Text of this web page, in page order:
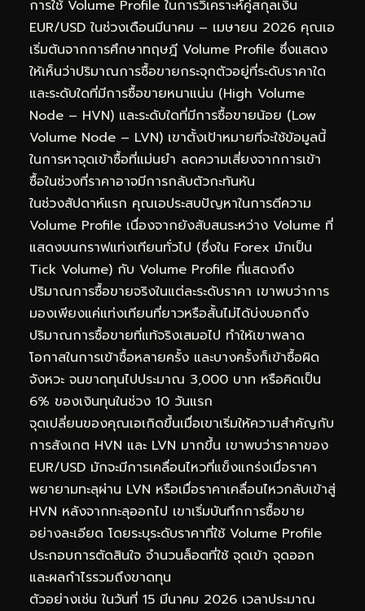
การใช้ Volume Profile ในการวิเคราะห์คู่สกุลเงิน
EUR/USD ในช่วงเดือนมีนาคม – เมษายน 2026 คุณเอ
เริ่มต้นจากการศึกษาทฤษฎี Volume Profile ซึ่งแสดง
ให้เห็นว่าปริมาณการซื้อขายกระจุกตัวอยู่ที่ระดับราคาใด
และระดับใดที่มีการซื้อขายหนาแน่น (High Volume
Node – HVN) และระดับใดที่มีการซื้อขายน้อย (Low
Volume Node – LVN) เขาตั้งเป้าหมายที่จะใช้ข้อมูลนี้
ในการหาจุดเข้าซื้อที่แม่นยำ ลดความเสี่ยงจากการเข้า
ซื้อในช่วงที่ราคาอาจมีการกลับตัวกะทันหัน
ในช่วงสัปดาห์แรก คุณเอประสบปัญหาในการตีความ
Volume Profile เนื่องจากยังสับสนระหว่าง Volume ที่
แสดงบนกราฟแท่งเทียนทั่วไป (ซึ่งใน Forex มักเป็น
Tick Volume) กับ Volume Profile ที่แสดงถึง
ปริมาณการซื้อขายจริงในแต่ละระดับราคา เขาพบว่าการ
มองเพียงแค่แท่งเทียนที่ยาวหรือสั้นไม่ได้บ่งบอกถึง
ปริมาณการซื้อขายที่แท้จริงเสมอไป ทำให้เขาพลาด
โอกาสในการเข้าซื้อหลายครั้ง และบางครั้งก็เข้าซื้อผิด
จังหวะ จนขาดทุนไปประมาณ 3,000 บาท หรือคิดเป็น
6% ของเงินทุนในช่วง 10 วันแรก
จุดเปลี่ยนของคุณเอเกิดขึ้นเมื่อเขาเริ่มให้ความสำคัญกับ
การสังเกต HVN และ LVN มากขึ้น เขาพบว่าราคาของ
EUR/USD มักจะมีการเคลื่อนไหวที่แข็งแกร่งเมื่อราคา
พยายามทะลุผ่าน LVN หรือเมื่อราคาเคลื่อนไหวกลับเข้าสู่
HVN หลังจากทะลุออกไป เขาเริ่มบันทึกการซื้อขาย
อย่างละเอียด โดยระบุระดับราคาที่ใช้ Volume Profile
ประกอบการตัดสินใจ จำนวนล็อตที่ใช้ จุดเข้า จุดออก
และผลกำไรรวมถึงขาดทุน
ตัวอย่างเช่น ในวันที่ 15 มีนาคม 2026 เวลาประมาณ